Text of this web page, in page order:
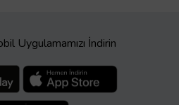
Uygulamamızı İndirin